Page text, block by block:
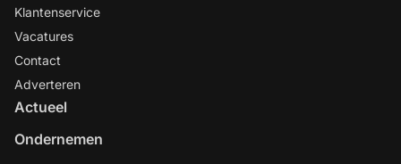
Klantenservice
Vacatures
Contact
Adverteren
Actueel
Ondernemen